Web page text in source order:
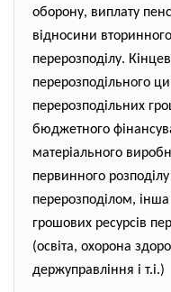
оборону, виплату
відносини
перерозподілу.
перерозподільного
перерозподільних
бюджетного
матеріального
первинного
перерозподілом,
грошових ресурсів
(освіта, охорона
держуправління і т.і.)